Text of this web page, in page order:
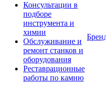
Консультации в
подборе
инструмента и
химии
Обслуживание и
ремонт станков и
оборудования
Реставрационные
работы по камню